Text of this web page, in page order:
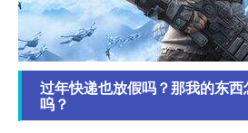
过年快递也放假吗？那我的东
呜？